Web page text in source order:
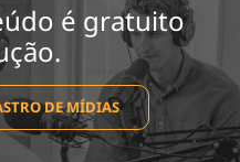
é gratuito
DE MÍDIAS